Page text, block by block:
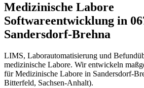
Medizinische Labore
Softwareentwicklung in
Sandersdorf-Brehna
LIMS, Laborautomatisierung und
medizinische Labore. Wir entwickeln
für Medizinische Labore in Sandersdorf-
Bitterfeld, Sachsen-Anhalt).